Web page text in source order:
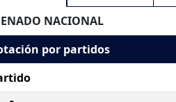
NACIONAL
por partidos